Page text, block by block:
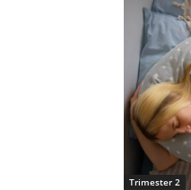
Trimester 2